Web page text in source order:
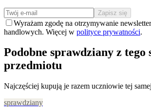
Zapisz się
Wyrażam zgodę na otrzymywanie
handlowych. Więcej w polityce prywatności.
Podobne sprawdziany z tego
przedmiotu
Najczęściej kupują je razem uczniowie tej
sprawdziany